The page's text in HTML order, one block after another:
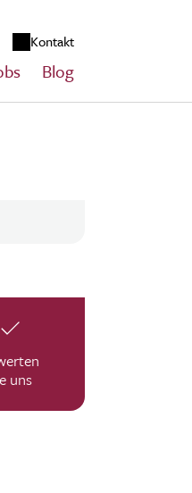
Kontakt
Blog
uns